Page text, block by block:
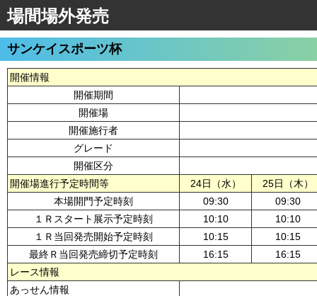
場間場外発売
サンケイスポーツ杯
開催情報
開催期間
開催場
開催施行者
グレード
開催区分
開催場進行予定時間等
24日（水）
25日（木）
本場開門予定時刻
09:30
09:30
１Ｒスタート展示予定時刻
10:10
10:10
１Ｒ当回発売開始予定時刻
10:15
10:15
最終Ｒ当回発売締切予定時刻
16:15
16:15
レース情報
あっせん情報